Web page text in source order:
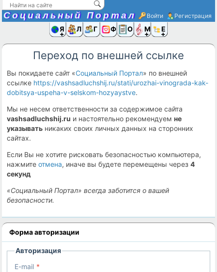
Социальный Портал Войти Регистрация
Я иЛюди
Группы
Фото Ещё
Переход по внешней ссылке
Вы покидаете сайт «Социальный Портал» по внешней
ссылке https://vashsadluchshij.ru/stati/urozhai-vinograda-kak-
dobitsya-uspeha-v-selskom-hozyaystve.
Мы не несем ответственности за содержимое сайта
vashsadluchshij.ru и настоятельно рекомендуемне
указывать никаких своих личных данных на сторонних
сайтах.
Если Вы не хотите рисковать безопасностью компьютера,
нажмитеотмена, иначе вы будете перемещены через4
секунд
«Социальный Портал» всегда заботится о вашей
безопасности.
Форма авторизации
Авторизация
E-mail